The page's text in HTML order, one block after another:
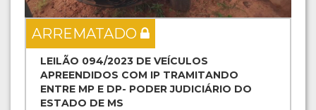
ARREMATADO
LEILÃO 094/2023 DE VEÍCULOS
APREENDIDOS COM IP TRAMITANDO
ENTRE MP E DP- PODER JUDICIÁRIO DO
ESTADO DE MS